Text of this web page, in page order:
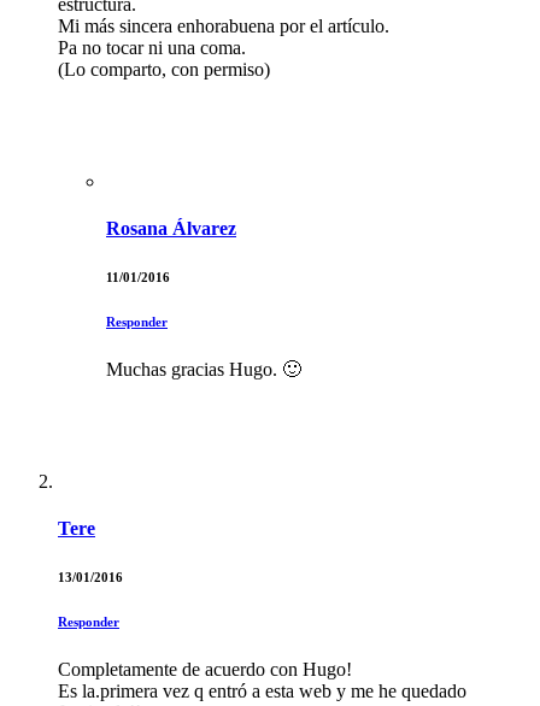
estructura.
Mi más sincera enhorabuena por el artículo.
Pa no tocar ni una coma.
(Lo comparto, con permiso)
Rosana Álvarez
11/01/2016
Responder
Muchas gracias Hugo. 🙂
Tere
13/01/2016
Responder
Completamente de acuerdo con Hugo!
Es la.primera vez q entró a esta web y me he quedado